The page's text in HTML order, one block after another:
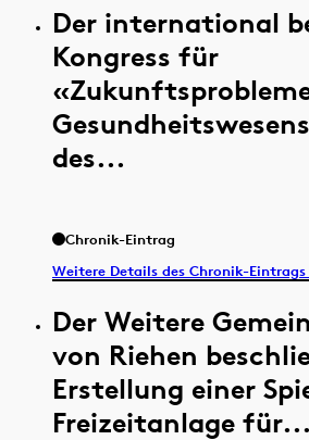
Der international
Kongress für
des...
Chronik-Eintrag
Weitere Details des Chronik-
Der Weitere
von Riehen
Erstellung einer
Freizeitanlage für...